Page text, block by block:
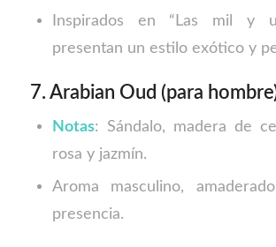
Inspirados en “Las mil y
presentan un estilo exótico y
7. Arabian Oud (para
Notas: Sándalo, madera de
rosa y jazmín.
Aroma masculino,
presencia.